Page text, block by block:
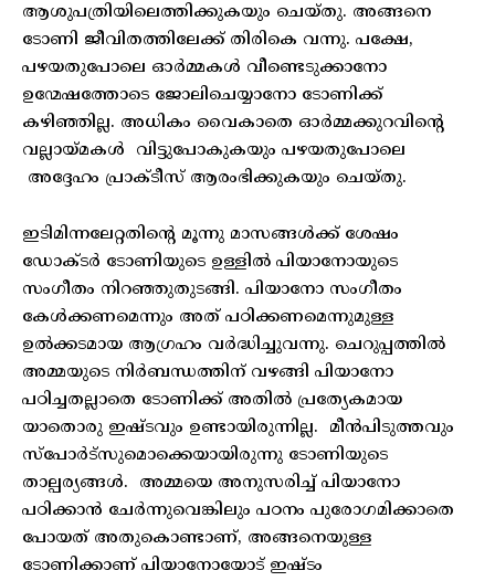
ആശുപത്രിയിലെത്തിക്കുകയും ചെയ്തു. അങ്ങനെ
ടോണി ജീവിതത്തിലേക്ക് തിരികെ വന്നു. പക്ഷേ,
പഴയതുപോലെ ഓർമ്മകൾ വീണ്ടെടുക്കാനോ
ഉന്മേഷത്തോടെ ജോലിചെയ്യാനോ ടോണിക്ക്
കഴിഞ്ഞില്ല. അധികം വൈകാതെ ഓർമ്മക്കുറവിന്റെ
വല്ലായ്മകൾ വിട്ടുപോകുകയും പഴയതുപോലെ
അദ്ദേഹം പ്രാക്ടീസ് ആരംഭിക്കുകയും ചെയ്തു.
ഇടിമിന്നലേറ്റതിന്റെ മൂന്നു മാസങ്ങൾക്ക് ശേഷം
ഡോക്ടർ ടോണിയുടെ ഉള്ളിൽ പിയാനോയുടെ
സംഗീതം നിറഞ്ഞുതുടങ്ങി. പിയാനോ സംഗീതം
കേൾക്കണമെന്നും അത് പഠിക്കണമെന്നുമുള്ള
ഉൽക്കടമായ ആഗ്രഹം വർദ്ധിച്ചുവന്നു. ചെറുപ്പത്തിൽ
അമ്മയുടെ നിർബന്ധത്തിന് വഴങ്ങി പിയാനോ
പഠിച്ചതല്ലാതെ ടോണിക്ക് അതിൽ പ്രത്യേകമായ
യാതൊരു ഇഷ്ടവും ഉണ്ടായിരുന്നില്ല. മീൻപിടുത്തവും
സ്പോർട്സുമൊക്കെയായിരുന്നു ടോണിയുടെ
താല്പര്യങ്ങൾ. അമ്മയെ അനുസരിച്ച് പിയാനോ
പഠിക്കാൻ ചേർന്നുവെങ്കിലും പഠനം പുരോഗമിക്കാതെ
പോയത് അതുകൊണ്ടാണ്, അങ്ങനെയുള്ള
ടോണിക്കാണ് പിയാനോയോട് ഇഷ്ടം